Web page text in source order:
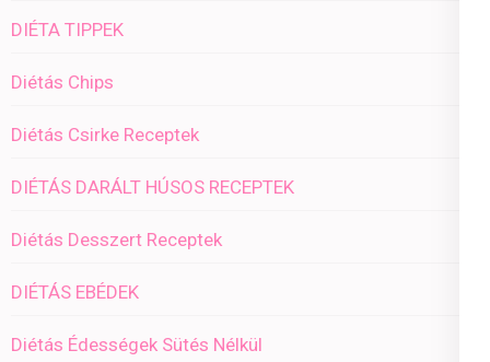
DIÉTA TIPPEK
Diétás Chips
Diétás Csirke Receptek
DIÉTÁS DARÁLT HÚSOS RECEPTEK
Diétás Desszert Receptek
DIÉTÁS EBÉDEK
Diétás Édességek Sütés Nélkül